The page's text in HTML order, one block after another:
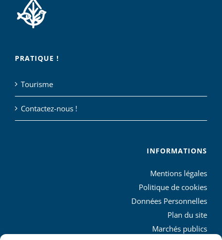
PRATIQUE !
Tourisme
Contactez-nous !
INFORMATIONS
Mentions légales
Politique de cookies
Données Personnelles
Plan du site
Marchés publics